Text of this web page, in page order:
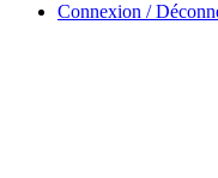
Connexion /